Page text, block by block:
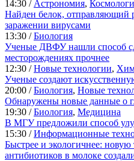
14:30 / Астрономия,
Найден белок, отправляющий
заражении вирусами
13:30 /Биология
Ученые ДВФУ нашли способ
месторождениях прочнее
12:30 /Новые технологии,
Ученые создают
20:00 /Биология, Новые
Обнаружены новые данные о
19:30 /Биология, Медицина
В МГУ предложили способ
15:30 /Информационные
Быстрее и экологичнее:
антибиотиков в молоке